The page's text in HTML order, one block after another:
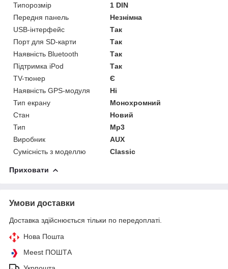
Типорозмір
1 DIN
Передня панель
Незнімна
USB-інтерфейс
Так
Порт для SD-карти
Так
Наявність Bluetooth
Так
Підтримка iPod
Так
TV-тюнер
Є
Наявність GPS-модуля
Ні
Тип екрану
Монохромний
Стан
Новий
Тип
Mp3
Виробник
AUX
Сумісність з моделлю
Classic
Приховати
Умови доставки
Доставка здійснюється тільки по передоплаті.
Нова Пошта
Meest ПОШТА